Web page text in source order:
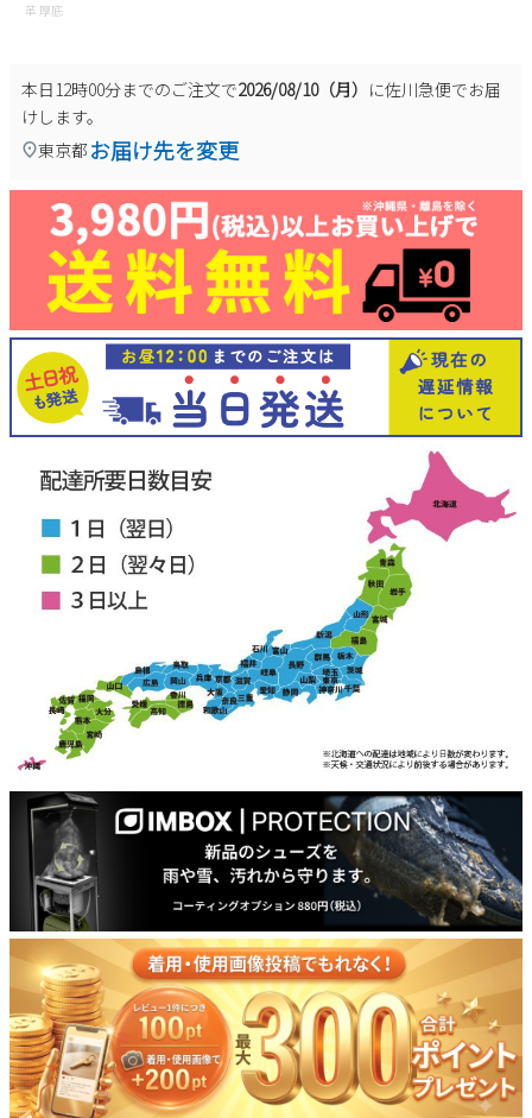
革 厚底
本日12時00分までのご注文で2026/08/10（月） に佐川急便でお届
けします。
東京都 お届け先を変更